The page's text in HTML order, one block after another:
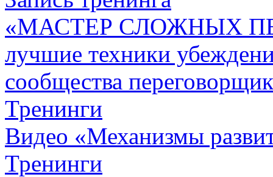
«МАСТЕР СЛОЖНЫХ
лучшие техники
сообщества
Тренинги
Видео «Механизмы
Тренинги